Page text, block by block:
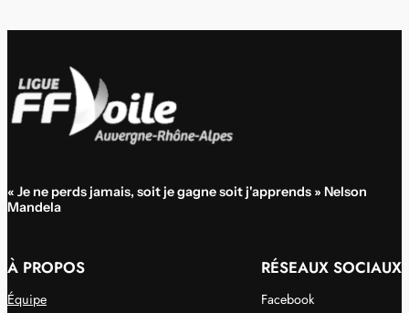
« Je ne perds jamais, soit je gagne soit j'apprends » Nelson
Mandela
À PROPOS
Équipe
RÉSEAUX SOCIAUX
Facebook